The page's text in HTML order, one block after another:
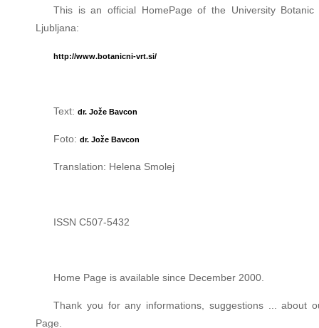
This is an official HomePage of the University Botanic
Ljubljana:
http://www.botanicni-vrt.si/
Text: dr. Jože Bavcon
Foto: dr. Jože Bavcon
Translation: Helena Smolej
ISSN C507-5432
Home Page is available since December 2000.
Thank you for any informations, suggestions ... about
Page.